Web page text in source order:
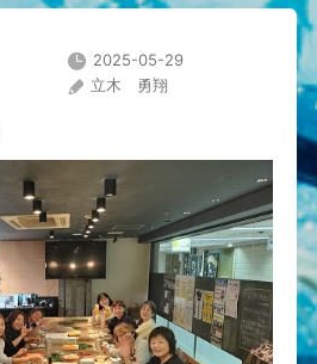
2025-05-29
立木 勇翔